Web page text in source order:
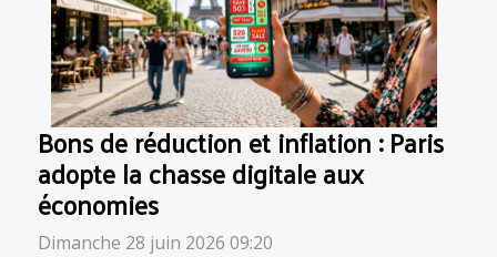
Bons de réduction et inflation : Paris
adopte la chasse digitale aux
économies
Dimanche 28 juin 2026 09:20